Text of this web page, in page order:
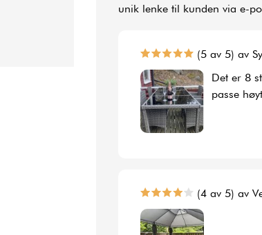
unik lenke til kunden via e-
(5 av 5) av
Det er 8
passe
(4 av 5) av